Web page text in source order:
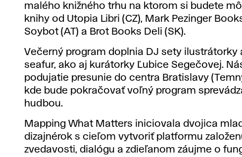
malého knižného trhu na ktorom si budete
knihy od Utopia Libri (CZ), Mark Pezinger
Soybot (AT) a Brot Books Deli (SK).
Večerný program doplnia DJ sety ilustrátorky
seafur, ako aj kurátorky Ľubice Segečovej.
podujatie presunie do centra Bratislavy
kde bude pokračovať voľný program
hudbou.
Mapping What Matters iniciovala dvojica
dizajnérok s cieľom vytvoriť platformu
zvedavosti, dialógu a zdieľanom záujme o